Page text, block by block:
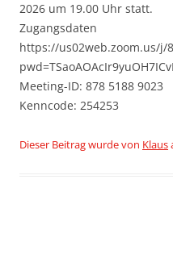
2026 um 19.00 Uhr statt.
Zugangsdaten
https://us02web.zoom.us/j/
Meeting-ID: 878 5188 9023
Kenncode: 254253
Dieser Beitrag wurdevon Klaus